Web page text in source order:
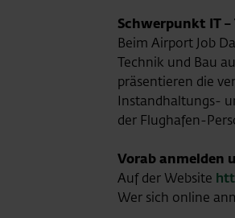
Schwerpunkt IT –
Beim Airport Job
Technik und Bau
präsentieren die
Instandhaltungs-
der Flughafen-
Vorab anmelden
Auf der Website
Wer sich online